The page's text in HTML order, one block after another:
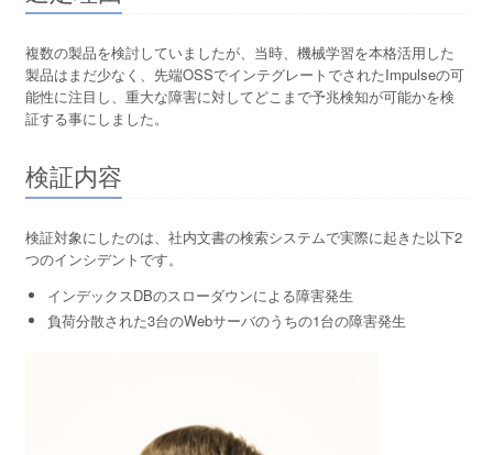
複数の製品を検討していましたが、当時、機械学習を本格活用した
製品はまだ少なく、先端OSSでインテグレートでされたImpulseの可
能性に注目し、重大な障害に対してどこまで予兆検知が可能かを検
証する事にしました。
検証内容
検証対象にしたのは、社内文書の検索システムで実際に起きた以下2
つのインシデントです。
インデックスDBのスローダウンによる障害発生
負荷分散された3台のWebサーバのうちの1台の障害発生